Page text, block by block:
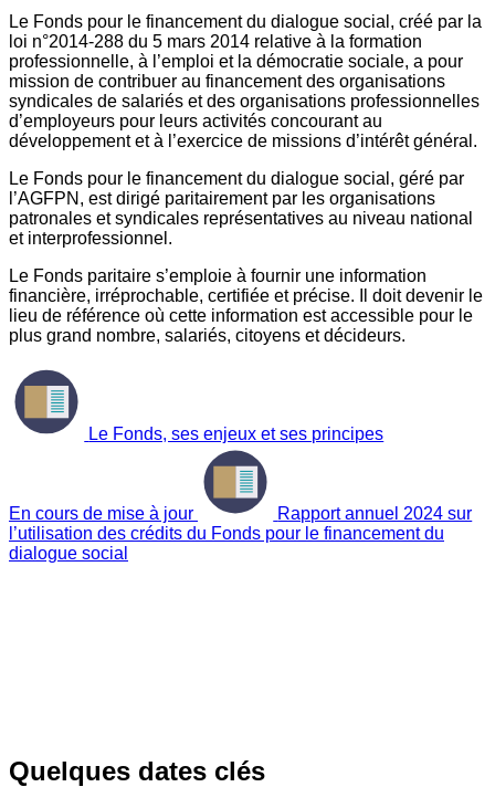
Le Fonds pour le financement du dialogue social, créé par la
loi n°2014-288 du 5 mars 2014 relative à la formation
professionnelle, à l’emploi et la démocratie sociale, a pour
mission de contribuer au financement des organisations
syndicales de salariés et des organisations professionnelles
d’employeurs pour leurs activités concourant au
développement et à l’exercice de missions d’intérêt général.
Le Fonds pour le financement du dialogue social, géré par
l’AGFPN, est dirigé paritairement par les organisations
patronales et syndicales représentatives au niveau national
et interprofessionnel.
Le Fonds paritaire s’emploie à fournir une information
financière, irréprochable, certifiée et précise. Il doit devenir le
lieu de référence où cette information est accessible pour le
plus grand nombre, salariés, citoyens et décideurs.
Le Fonds, ses enjeux et ses principes
En cours de mise à jour
Rapport annuel 2024 sur
l’utilisation des crédits du Fonds pour le financement du
dialogue social
Quelques dates clés